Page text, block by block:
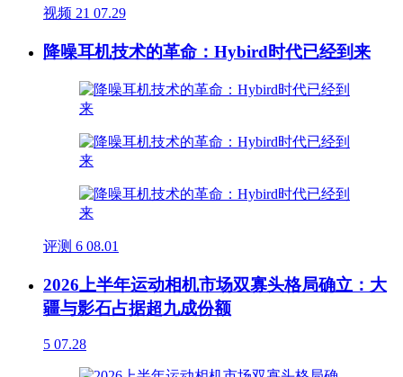
视频 21 07.29
降噪耳机技术的革命：Hybird时代已经到来
评测 6 08.01
2026上半年运动相机市场双寡头格局确立：大
疆与影石占据超九成份额
5 07.28